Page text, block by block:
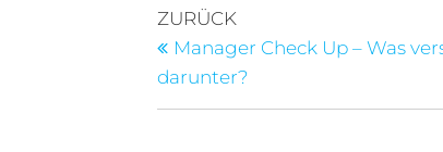
Beitragsnavigation
Vorheriger
Beitrag
ZURÜCK
Manager Check Up – Was
darunter?